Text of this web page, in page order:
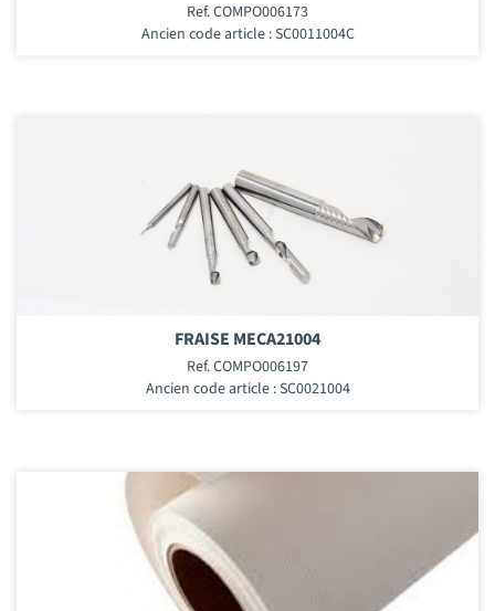
Ref. COMPO006173
Ancien code article : SC0011004C
FRAISE MECA21004
Ref. COMPO006197
Ancien code article : SC0021004